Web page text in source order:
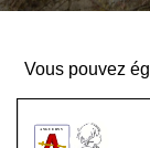
Vous pouvez